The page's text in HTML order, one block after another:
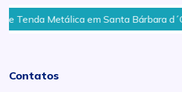
em Santa Bárbara d´Oeste
Contatos